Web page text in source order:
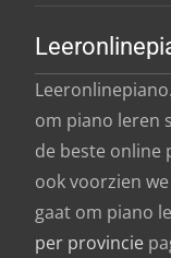
om piano leren
de beste online
ook voorzien
gaat om piano
per provincie